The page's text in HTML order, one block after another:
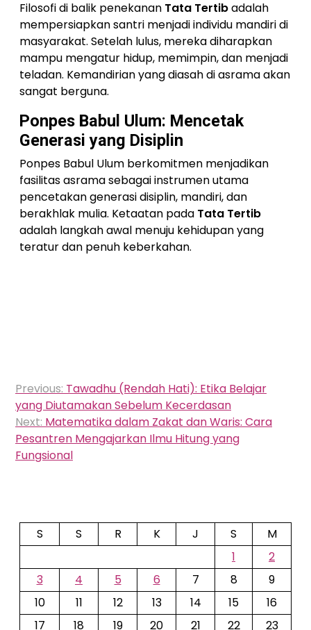
Filosofi di balik penekanan Tata Tertibadalah
mempersiapkan santri menjadi individu mandiri di
masyarakat. Setelah lulus, mereka diharapkan
mampu mengatur hidup, memimpin, dan menjadi
teladan. Kemandirian yang diasah di asrama akan
sangat berguna.
Ponpes Babul Ulum: Mencetak
Generasi yang Disiplin
Ponpes Babul Ulum berkomitmen menjadikan
fasilitas asrama sebagai instrumen utama
pencetakan generasi disiplin, mandiri, dan
berakhlak mulia. Ketaatan pada Tata Tertib
adalah langkah awal menuju kehidupan yang
teratur dan penuh keberkahan.
Navigasi
pos
Previous: Tawadhu (Rendah Hati): Etika Belajar
yang Diutamakan Sebelum Kecerdasan
Next: Matematika dalam Zakat dan Waris: Cara
Pesantren Mengajarkan Ilmu Hitung yang
Fungsional
S S R K J S
M
1
2
3
4 5 6 7 8
9
10
11 12 13 14 15
16
17
18 19 20 21 22 23